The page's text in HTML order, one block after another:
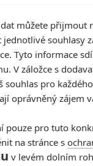
v
| 14.03.2016 16:30
5
se blíží. Upoutávka
mezi Supermanem a
Ben
můžete
souhlasy
Tyto informace
V záložce s
souhlas pro
oprávněný zájem
pouze pro tuto
na stránce s
v levém dolním